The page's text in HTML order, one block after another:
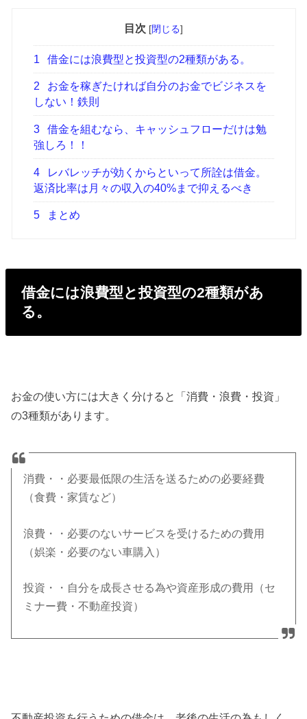
目次 [閉じる]
1 借金には浪費型と投資型の2種類がある。
2
お金を稼ぎたければ自分のお金でビジネスを
しない！鉄則
3
借金を組むなら、キャッシュフローだけは勉
強しろ！！
4
レバレッチが効くからといって所詮は借金。
返済比率は月々の収入の40%まで抑えるべき
5 まとめ
借金には浪費型と投資型の2種類があ
る。
お金の使い方には大きく分けると「消費・浪費・投資」
の3種類があります。
消費・・必要最低限の生活を送るための必要経費
（食費・家賃など）
浪費・・必要のないサービスを受けるための費用
（娯楽・必要のない車購入）
投資・・自分を成長させる為や資産形成の費用（セ
ミナー費・不動産投資）